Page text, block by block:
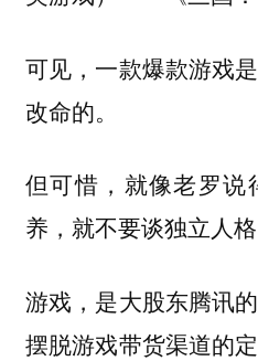
可见，一款爆款游戏
改命的。
但可惜，就像老罗
养，就不要谈独立人格
游戏，是大股东腾讯
摆脱游戏带货渠道的